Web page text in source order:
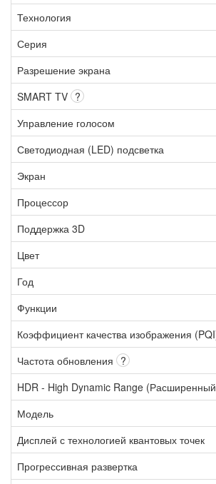
Технология
Серия
Разрешение экрана
SMART TV ?
Управление голосом
Светодиодная (LED) подсветка
Экран
Процессор
Поддержка 3D
Цвет
Год
Функции
Коэффициент качества изображения
Частота обновления ?
HDR - High Dynamic Range
Модель
Дисплей с технологией квантовых точек
Прогрессивная развертка